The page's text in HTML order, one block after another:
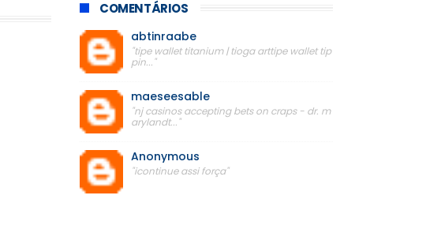
COMENTÁRIOS
abtinraabe
"tipe wallet titanium | tioga arttipe wallet tip
pin..."
maeseesable
"nj casinos accepting bets on craps - dr. m
arylandt..."
Anonymous
"icontinue assi força"